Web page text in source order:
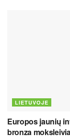
LIETUVOJE
Europos jaunių
bronza